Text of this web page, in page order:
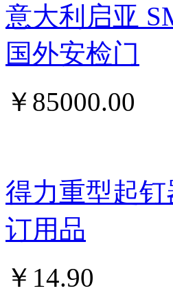
意大利启亚
国外安检门
￥ 85000.00
得力重型起
订用品
￥ 14.90